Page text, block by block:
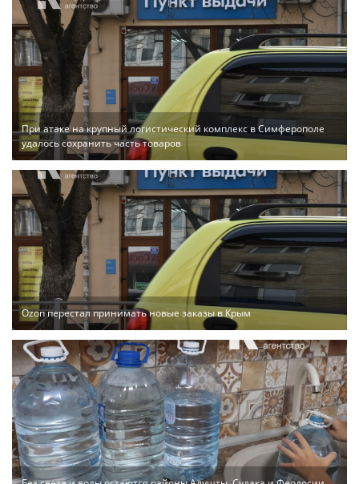
При атаке на крупный логистический комплекс в Симферополе
удалось сохранить часть товаров
Ozon перестал принимать новые заказы в Крым